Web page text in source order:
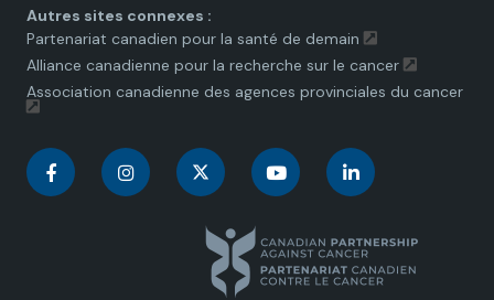
Autres sites connexes :
Partenariat canadien pour la santé de demain
Alliance canadienne pour la recherche sur le cancer
Association canadienne des agences provinciales du cancer
C C
n
C
n
C
n